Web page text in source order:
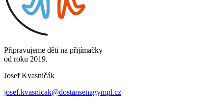
Připravujeme děti na přijímačky
od roku 2019.
Josef Kvasničák
josef.kvasnicak@dostansenagympl.cz